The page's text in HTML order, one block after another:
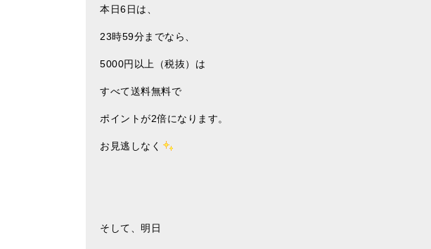
本日6日は、
23時59分までなら、
5000円以上（税抜）は
すべて送料無料で
ポイントが2倍になります。
お見逃しなく
そして、明日